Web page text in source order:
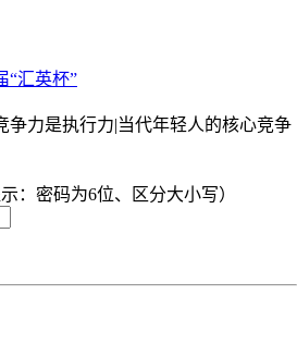
“汇英杯”
争力是执行力|当代年轻人的核心竞争
：密码为6位、区分大小写）